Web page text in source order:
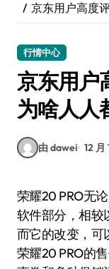
京东用户高度
行情中心
京东用户
为啥人人
由 dawei 12
荣耀20 PRO无论是手机的外观设计，还是其内部的
软件部分，相较
而它的改变，可
荣耀20 PRO的